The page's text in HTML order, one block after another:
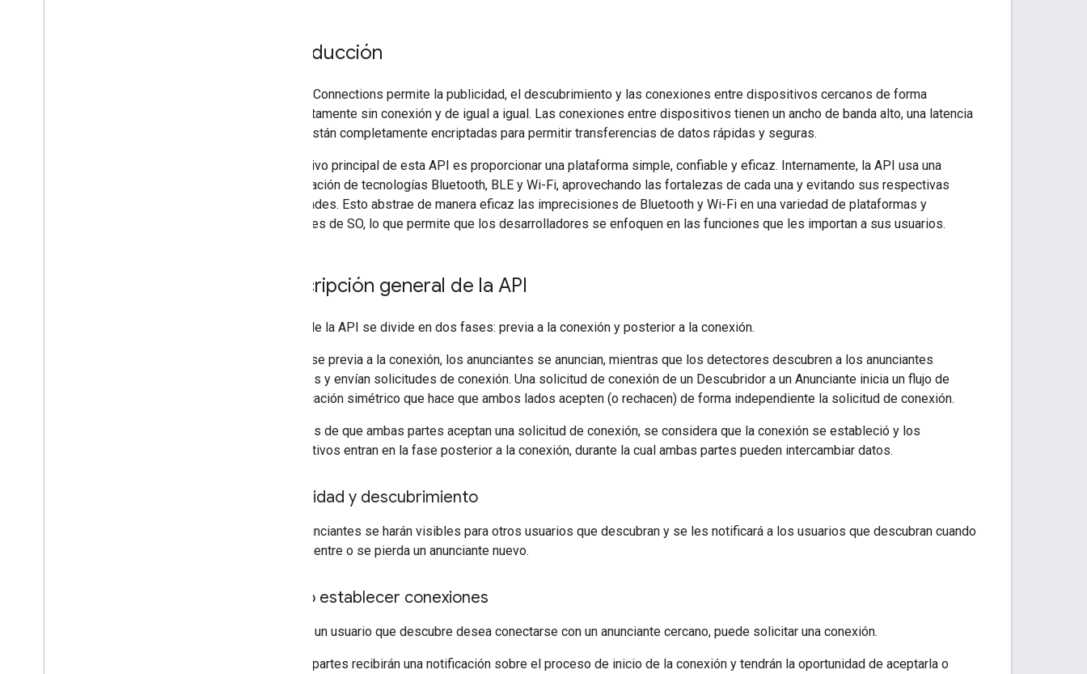
Introducción
Nearby Connections permite la publicidad, el descubrimiento y las conexiones entre dispositivos cercanos de forma
completamente sin conexión y de igual a igual. Las conexiones entre dispositivos tienen un ancho de banda alto, una latencia
baja y están completamente encriptadas para permitir transferencias de datos rápidas y seguras.
El objetivo principal de esta API es proporcionar una plataforma simple, confiable y eficaz. Internamente, la API usa una
combinación de tecnologías Bluetooth, BLE y Wi-Fi, aprovechando las fortalezas de cada una y evitando sus respectivas
debilidades. Esto abstrae de manera eficaz las imprecisiones de Bluetooth y Wi-Fi en una variedad de plataformas y
versiones de SO, lo que permite que los desarrolladores se enfoquen en las funciones que les importan a sus usuarios.
Descripción general de la API
El uso de la API se divide en dos fases: previa a la conexión y posterior a la conexión.
En la fase previa a la conexión, los anunciantes se anuncian, mientras que los detectores descubren a los anunciantes
cercanos y envían solicitudes de conexión. Una solicitud de conexión de un Descubridor a un Anunciante inicia un flujo de
autenticación simétrico que hace que ambos lados acepten (o rechacen) de forma independiente la solicitud de conexión.
Después de que ambas partes aceptan una solicitud de conexión, se considera que la conexión se estableció y los
dispositivos entran en la fase posterior a la conexión, durante la cual ambas partes pueden intercambiar datos.
Publicidad y descubrimiento
Los anunciantes se harán visibles para otros usuarios que descubran y se les notificará a los usuarios que descubran cuando
se encuentre o se pierda un anunciante nuevo.
Cómo establecer conexiones
Cuando un usuario que descubre desea conectarse con un anunciante cercano, puede solicitar una conexión.
Ambas partes recibirán una notificación sobre el proceso de inicio de la conexión y tendrán la oportunidad de aceptarla o